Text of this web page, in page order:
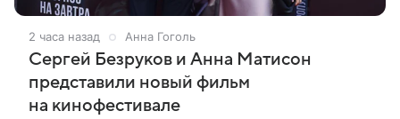
2 часа назад Анна Гоголь
Сергей Безруков и Анна Матисон
представили новый фильм
на кинофестивале